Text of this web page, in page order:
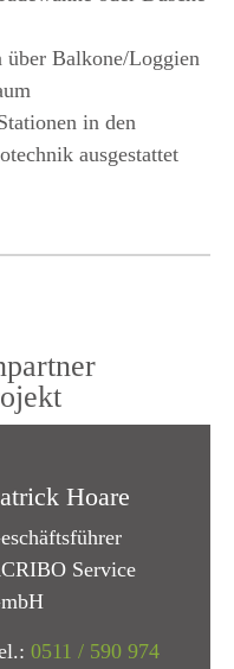
Balkone/Loggien
in den
ausgestattet
Hoare
Service
0511 / 590 974